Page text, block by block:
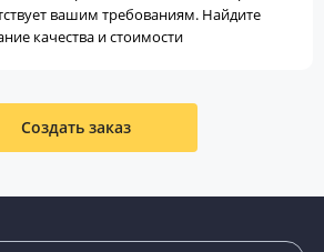
вашим требованиям. Найдите
качества и стоимости
Создать заказ